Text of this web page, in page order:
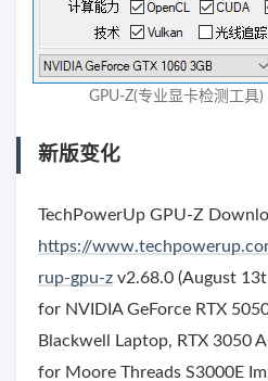
GPU-Z(专业显卡检测工具
新版变化
TechPowerUp GPU-Z
https://
rup-gpu-z v2.68.0 (August
for NVIDIA GeForce RTX
Blackwell Laptop, RTX 3050
for Moore Threads S3000E